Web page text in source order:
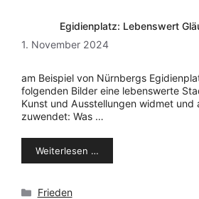
Egidienplatz: Lebenswert
1. November 2024
am Beispiel von Nürnbergs
folgenden Bilder eine lebenswerte
Kunst und Ausstellungen widmet und
zuwendet: Was …
Weiterlesen …
Kategorien
Frieden